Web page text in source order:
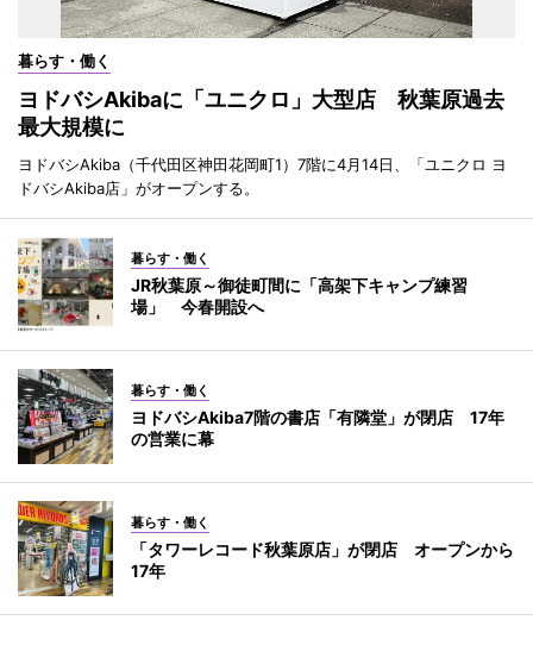
暮らす・働く
ヨドバシAkibaに「ユニクロ」大型店 秋葉原過去
最大規模に
ヨドバシAkiba（千代田区神田花岡町1）7階に4月14日、「ユニクロ ヨ
ドバシAkiba店」がオープンする。
暮らす・働く
JR秋葉原～御徒町間に「高架下キャンプ練習
場」 今春開設へ
暮らす・働く
ヨドバシAkiba7階の書店「有隣堂」が閉店 17年
の営業に幕
暮らす・働く
「タワーレコード秋葉原店」が閉店 オープンから
17年